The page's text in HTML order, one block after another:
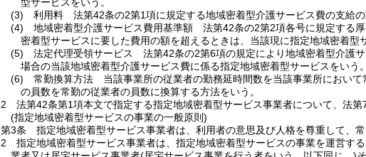
(3)
利用料 法第42条の2第1項に規定する地域密着型介護サービス費の支給の
(4)
地域密着型介護サービス費用基準額 法第42条の2第2項各号に規定する
密着型サービスに要した費用の額を超えるときは、当該現に指定地域密着型
(5)
法定代理受領サービス 法第42条の2第6項の規定により地域密着型介護
場合の当該地域密着型介護サービス費に係る指定地域密着型サービスをいう。
(6)
常勤換算方法 当該事業所の従業者の勤務延時間数を当該事業所におい
の員数を常勤の従業者の員数に換算する方法をいう。
2
法第42条第1項本文で指定する指定地域密着型サービス事業者について、法
(指定地域密着型サービスの事業の一般原則)
第3条
指定地域密着型サービス事業者は、利用者の意思及び人格を尊重して、
2
指定地域密着型サービス事業者は、指定地域密着型サービスの事業を運営す